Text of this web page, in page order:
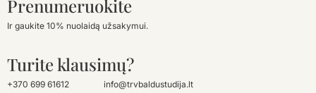
Prenumeruokite
Ir gaukite 10% nuolaidą užsakymui.
Turite klausimų?
+370 699 61612 info@trvbaldustudija.lt